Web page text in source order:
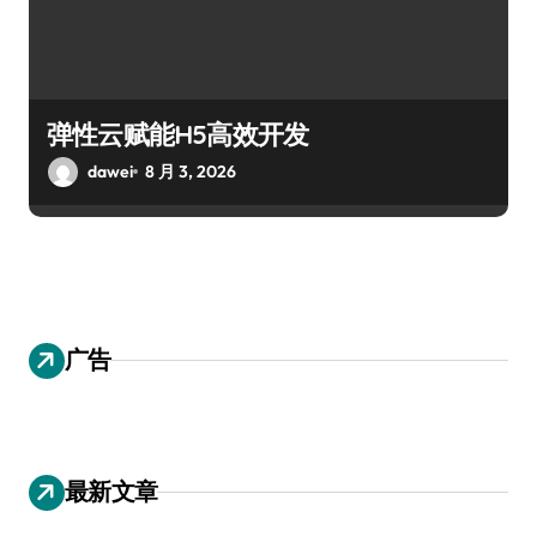
弹性云赋能H5高效开发
dawei 8 月 3, 2026
广告
最新文章